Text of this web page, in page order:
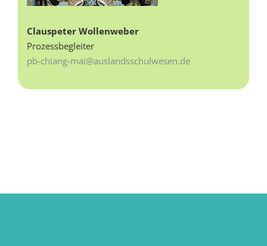
Clauspeter Wollenweber
Prozessbegleiter
pb-chiang-mai@auslandsschulwesen.de